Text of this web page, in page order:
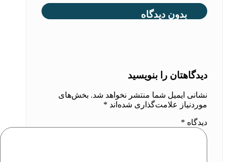
بدون دیدگاه
دیدگاهتان را بنویسید
نشانی ایمیل شما منتشر نخواهد شد. بخش‌های
موردنیاز علامت‌گذاری شده‌اند *
دیدگاه *